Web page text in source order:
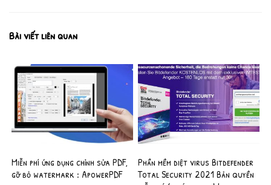
Bài viết liên quan
Miễn phí ứng dụng chỉnh sửa PDF,
gỡ bỏ watermark : ApowerPDF
Phần mềm diệt virus Bitdefender
Total Security 2021 Bản quyền